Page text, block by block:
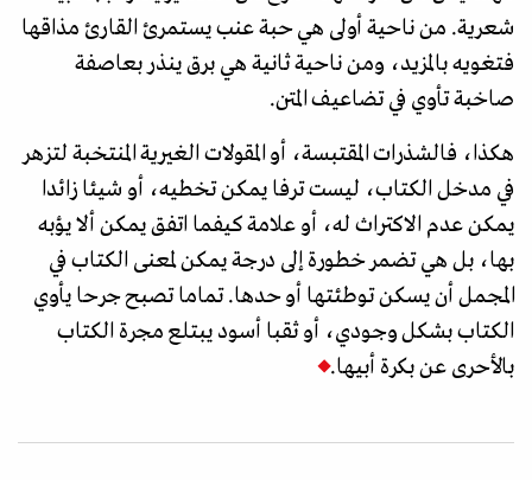
شعرية. من ناحية أولى هي حبة عنب يستمرئ القارئ مذاقها
فتغويه بالمزيد، ومن ناحية ثانية هي برق ينذر بعاصفة
صاخبة تأوي في تضاعيف المتن.
هكذا، فالشذرات المقتبسة، أو المقولات الغيرية المنتخبة لتزهر
في مدخل الكتاب، ليست ترفا يمكن تخطيه، أو شيئا زائدا
يمكن عدم الاكتراث له، أو علامة كيفما اتفق يمكن ألا يؤبه
بها، بل هي تضمر خطورة إلى درجة يمكن لمعنى الكتاب في
المجمل أن يسكن توطئتها أو حدها. تماما تصبح جرحا يأوي
الكتاب بشكل وجودي، أو ثقبا أسود يبتلع مجرة الكتاب
بالأحرى عن بكرة أبيها.